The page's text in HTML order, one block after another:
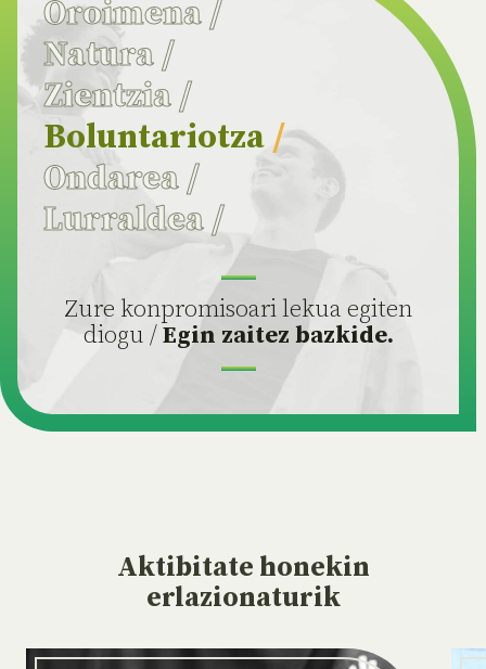
Oroimena /
Natura /
Zientzia /
Boluntariotza /
Ondarea /
Lurraldea /
Zure konpromisoari lekua egiten
diogu /Egin zaitez bazkide.
Aktibitate honekin
erlazionaturik